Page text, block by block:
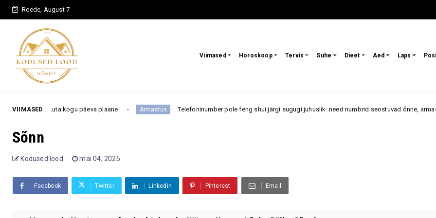
Reede, August 7
Viimased Horoskoop Tervis Suhe Dieet Aed Laps
VIIMASED
muuta kogu päeva plaane Armastus Telefoninumber pole feng shui järgi sugugi juhuslik: need numbrid seostuvad õnne, armastuse ja
Sõnn
Kodused lood mai 04, 2025
Facebook Twitter Linkedin Pinterest Email